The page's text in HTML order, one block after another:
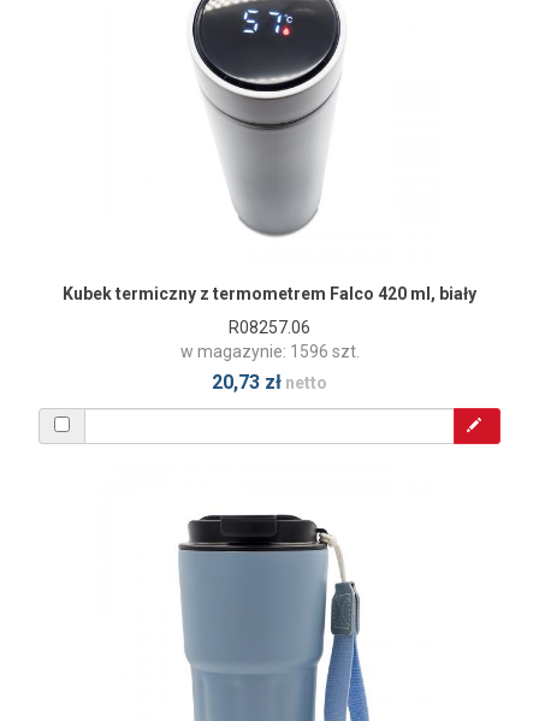
Kubek termiczny z termometrem Falco 420 ml, biały
R08257.06
w magazynie: 1596 szt.
20,73 zł netto